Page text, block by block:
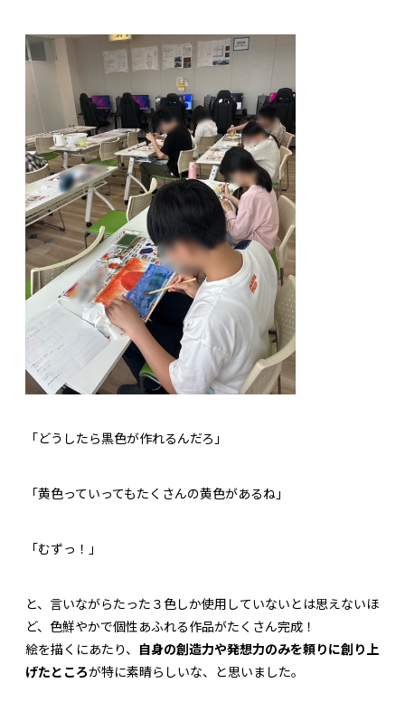
「どうしたら黒色が作れるんだろ」
「黄色っていってもたくさんの黄色があるね」
「むずっ！」
と、言いながらたった３色しか使用していないとは思えないほ
ど、色鮮やかで個性あふれる作品がたくさん完成！
絵を描くにあたり、 自身の創造力や発想力のみを頼りに創り上
げたところが特に素晴らしいな、と思いました。